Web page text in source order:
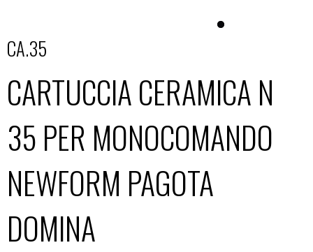
CA.35
CARTUCCIA CERAMICA N
35 PER MONOCOMANDO
NEWFORM PAGOTA
DOMINA